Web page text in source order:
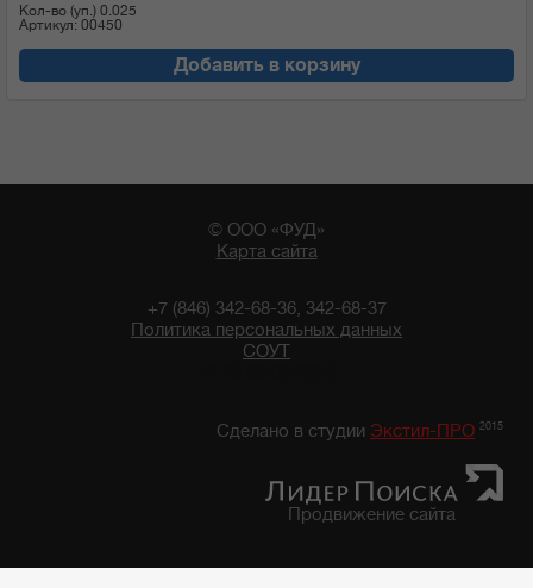
Кол-во (уп.) 0.025
Артикул: 00450
Добавить в корзину
© ООО «ФУД»
Карта сайта
+7 (846) 342-68-36, 342-68-37
Политика персональных данных
СОУТ
Сделано в студии Экстил-ПРО 2015
Продвижение сайта